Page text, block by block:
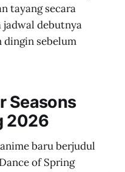
tayang secara
debutnya
dingin sebelum
Seasons
2026
baru berjudul
of Spring